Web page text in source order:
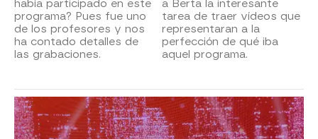
había participado en este
programa? Pues fue uno
de los profesores y nos
ha contado detalles de
las grabaciones.
a Berta la interesante
tarea de traer vídeos que
representaran a la
perfección de qué iba
aquel programa.